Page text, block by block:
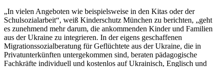
„In vielen Angeboten wie beispielsweise in den Kitas oder der
Schulsozialarbeit“, weiß Kinderschutz München zu berichten, „geht
es zunehmend mehr darum, die ankommenden Kinder und Familien
aus der Ukraine zu integrieren. In der eigens geschaffenen
Migrationssozialberatung für Geflüchtete aus der Ukraine, die in
Privatunterkünften untergekommen sind, beraten pädagogische
Fachkräfte individuell und kostenlos auf Ukrainisch, Englisch und